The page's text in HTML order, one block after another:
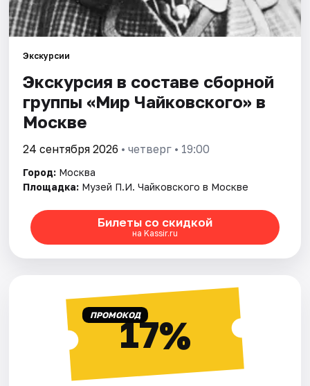
Экскурсии
Экскурсия в составе сборной
группы «Мир Чайковского» в
Москве
24 сентября 2026 • четверг • 19:00
Город: Москва
Площадка: Музей П.И. Чайковского в Москве
Билеты со скидкой
на Kassir.ru
ПРОМОКОД17%